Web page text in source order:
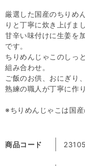
商品コード
厳選した国産のちりめ
りと丁寧に炊き上げまし
甘辛い味付けに生姜を
です。
ちりめんじゃこのしっ
組み合わせ。
ご飯のお供、おにぎり
熟練の職人が丁寧に作
※ちりめんじゃこは国産